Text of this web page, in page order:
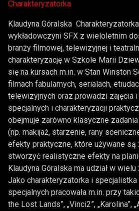
Charakteryzatorka
Klaudyna Góralska
wykładowczyni SFX z wieloletnim
branży filmowej, telewizyjnej i
charakteryzację w Szkole Marii
się na kursach m.in. w Stan Winston
filmach fabularnych, serialach,
telewizyjnych oraz prowadzi zajęcia
specjalnych i charakteryzacji
obejmuje zarówno klasyczne
(np. makijaż, starzenie, rany
efekty praktyczne, które używane są
stworzyć realistyczne efekty na
Klaudyna Góralska ma udział w
Jako charakteryzatorka i
specjalnych pracowała m.in. przy
the Lost Lands”, „Vinci2”, „Karolina”,